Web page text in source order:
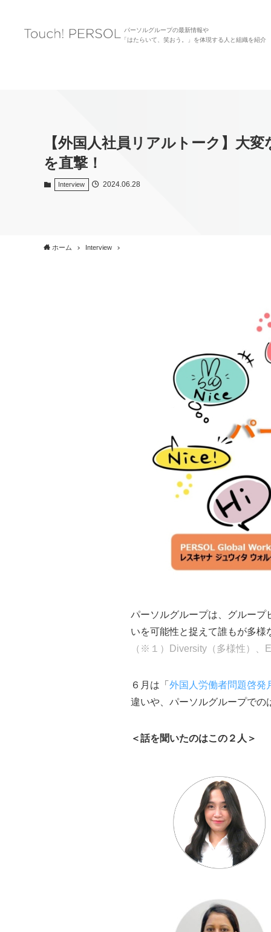
パーソルグループの最新情報や
「はたらいて、笑おう。」を体現する人と組織を紹介
【外国人社員リアルトーク】大
を直撃！
Interview 2024.06.28
ホーム Interview
パーソルグループは、グループ
いを可能性と捉えて誰もが多様
（※１）Diversity（多様性）、
６月は「 外国人労働者問題啓発
違いや、パーソルグループでの
＜話を聞いたのはこの２人＞